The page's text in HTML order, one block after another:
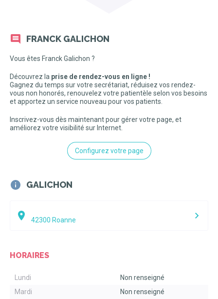
FRANCK GALICHON
Vous êtes Franck Galichon ?
Découvrez la prise de rendez-vous en ligne !
Gagnez du temps sur votre secrétariat, réduisez vos rendez-
vous non honorés, renouvelez votre patientèle selon vos besoins
et apportez un service nouveau pour vos patients.
Inscrivez-vous dès maintenant pour gérer votre page, et
améliorez votre visibilité sur Internet.
Configurez votre page
GALICHON
42300 Roanne
HORAIRES
Lundi
Non renseigné
Mardi
Non renseigné